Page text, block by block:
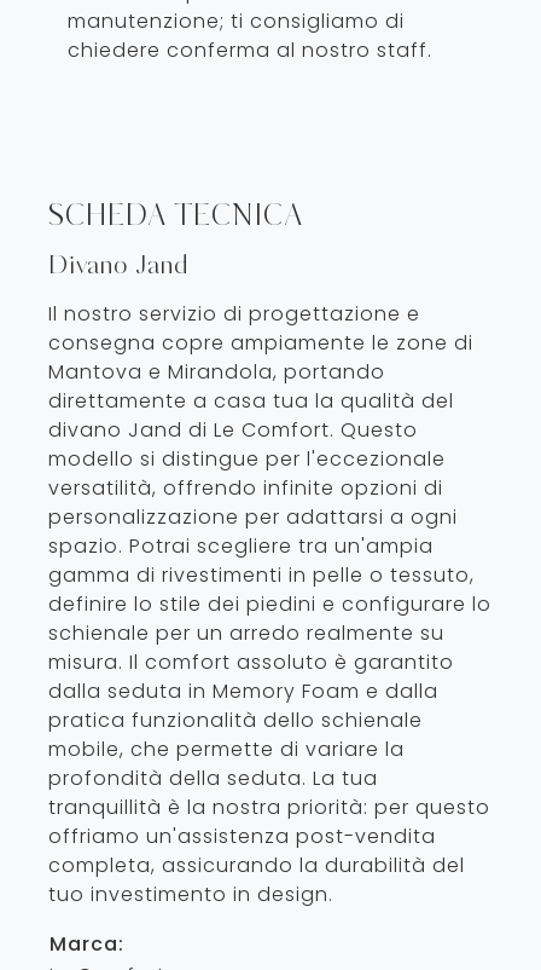
manutenzione; ti consigliamo di
chiedere conferma al nostro staff.
SCHEDA TECNICA
Divano Jand
Il nostro servizio di progettazione e
consegna copre ampiamente le zone di
Mantova e Mirandola, portando
direttamente a casa tua la qualità del
divano Jand di Le Comfort. Questo
modello si distingue per l'eccezionale
versatilità, offrendo infinite opzioni di
personalizzazione per adattarsi a ogni
spazio. Potrai scegliere tra un'ampia
gamma di rivestimenti in pelle o tessuto,
definire lo stile dei piedini e configurare lo
schienale per un arredo realmente su
misura. Il comfort assoluto è garantito
dalla seduta in Memory Foam e dalla
pratica funzionalità dello schienale
mobile, che permette di variare la
profondità della seduta. La tua
tranquillità è la nostra priorità: per questo
offriamo un'assistenza post-vendita
completa, assicurando la durabilità del
tuo investimento in design.
Marca: